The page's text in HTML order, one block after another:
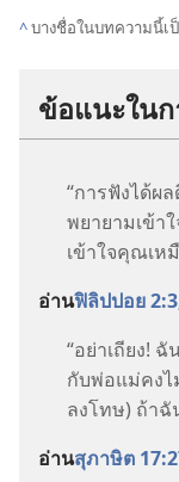
^บาง​ชื่อ​ใน​บทความ​นี้​
ข้อ​แนะ​ใน​
“การ​ฟัง​ได้​ผ
พยายาม​เข้า
เข้าใจ​คุณ​เ
อ่าน​ฟิลิปปอย
“อย่า​เถียง!
กับ​พ่อ​แม่​คง​ไ
ลง​โทษ) ถ้า​ฉั
อ่าน​สุภาษิต